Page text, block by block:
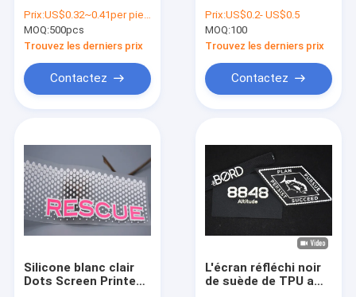
Printed Patches For
de silicone de TPU
Prix:US$0.32~0.41per piece
MOQ:500pcs
Trouvez les derniers prix
Contactez
Prix:US$0.2- US$0.5
MOQ:100
Trouvez les derniers prix
Contactez
Silicone blanc clair
Dots Screen Printed
L'écran réfléchi noir
de suède de TPU a